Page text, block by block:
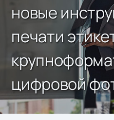
новые
печати
цифровой